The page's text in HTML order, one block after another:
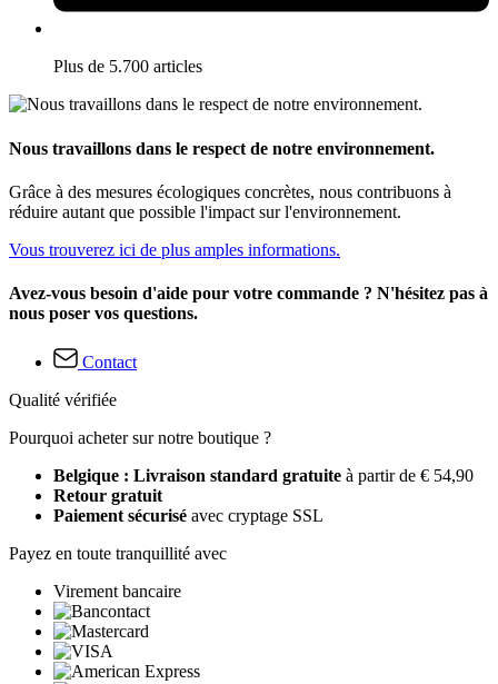
Plus de 5.700 articles
Nous travaillons dans le respect de notre environnement.
Grâce à des mesures écologiques concrètes, nous contribuons à
réduire autant que possible l'impact sur l'environnement.
Vous trouverez ici de plus amples informations.
Avez-vous besoin d'aide pour votre commande ? N'hésitez pas à
nous poser vos questions.
Contact
Qualité vérifiée
Pourquoi acheter sur notre boutique ?
Belgique : Livraison standard gratuite à partir de € 54,90
Retour gratuit
Paiement sécurisé avec cryptage SSL
Payez en toute tranquillité avec
Virement bancaire